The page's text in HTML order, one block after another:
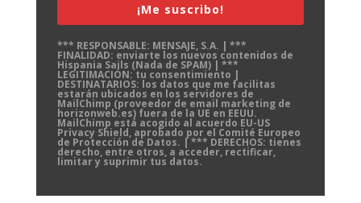
¡Me suscribo!
*** RESPONSABLE: MENSAJE, S.A. | ***
FINALIDAD: enviarte los nuevos contenidos de
Hispania Sails (Nada de SPAM) | ***
LEGITIMACIÓN: tu consentimiento |
DESTINATARIOS: los datos que me facilitas
estarán ubicados en los servidores de
MailChimp (proveedor de email marketing de
horizonweb.es) fuera de la UE en EEUU.
MailChimp está acogido al acuerdo EU-US
Privacy Shield, aprobado por el Comité Europeo
de Protección de Datos. | *** DERECHOS: tienes
derecho, entre otros, a acceder, rectificar,
limitar y suprimir tus datos.